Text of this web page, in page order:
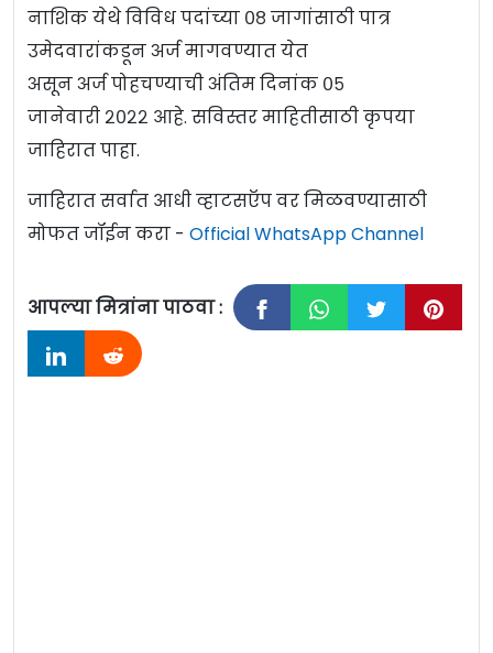
नाशिक येथे विविध पदांच्या ०८ जागांसाठी पात्र
उमेदवारांकडून अर्ज मागवण्यात येत
असून अर्ज पोहचण्याची अंतिम दिनांक ०५
जानेवारी २०२२ आहे. सविस्तर माहितीसाठी कृपया
जाहिरात पाहा.
जाहिरात सर्वात आधी व्हाटसऍप वर मिळवण्यासाठी
मोफत जॉईन करा - Official WhatsApp Channel
आपल्या मित्रांना पाठवा :